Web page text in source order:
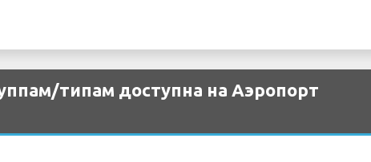
типам доступна на Аэропорт